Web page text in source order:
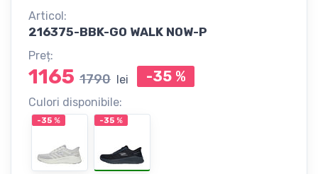
Articol:
216375-BBK-GO WALK NOW-P
Preț:
1165 1790 lei -35%
Culori disponibile:
-35 % -35 %